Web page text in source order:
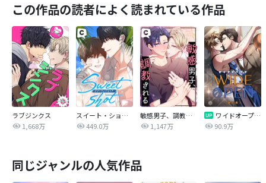
この作品の読者によく読まれている作品
ラブジンクス
1,668万
スイート・ショット
449.0万
敏感男子、調教される
1,147万
ワイドオープン【改訂版】
90.9万
同じジャンルの人気作品